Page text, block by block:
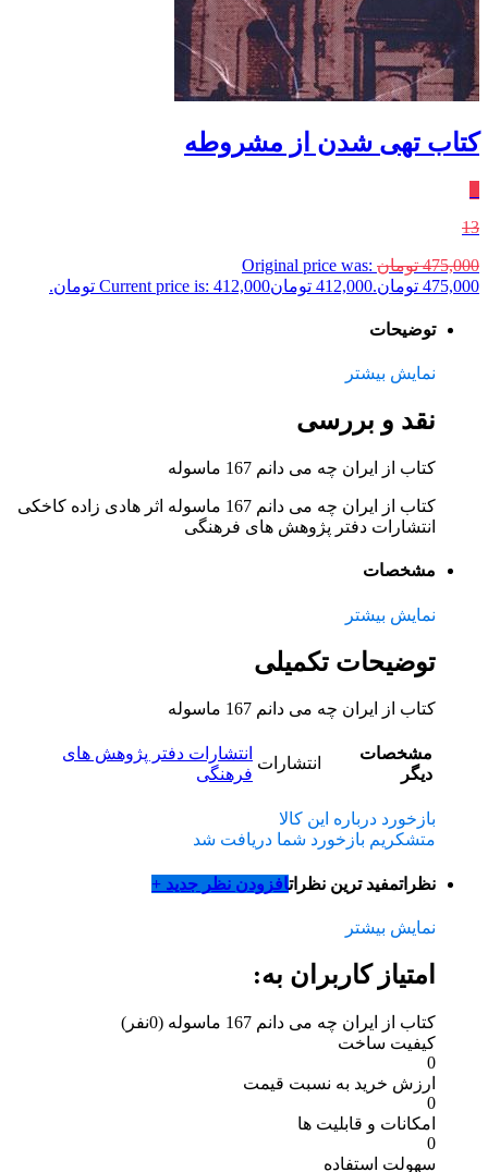
کتاب تهی شدن از مشروطه
13
475,000 تومان Original price was:
475,000 تومان.
412,000 تومانCurrent price is: 412,000 تومان.
توضیحات
نمایش بیشتر
نقد و بررسی
کتاب از ایران چه می دانم 167 ماسوله
کتاب از ایران چه می دانم 167 ماسوله اثر هادی زاده کاخکی
انتشارات دفتر پژوهش های فرهنگی
مشخصات
نمایش بیشتر
توضیحات تکمیلی
کتاب از ایران چه می دانم 167 ماسوله
مشخصات
دیگر
انتشارات
انتشارات دفتر پژوهش های
فرهنگی
بازخورد درباره این کالا
متشکریم بازخورد شما دریافت شد
نظراتمفید ترین نظراتافزودن نظر جدید +
نمایش بیشتر
امتیاز کاربران به:
کتاب از ایران چه می دانم 167 ماسوله
(0نفر)
کیفیت ساخت
0
ارزش خرید به نسبت قیمت
0
امکانات و قابلیت ها
0
سهولت استفاده